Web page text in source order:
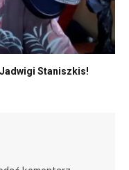
Staniszkis!